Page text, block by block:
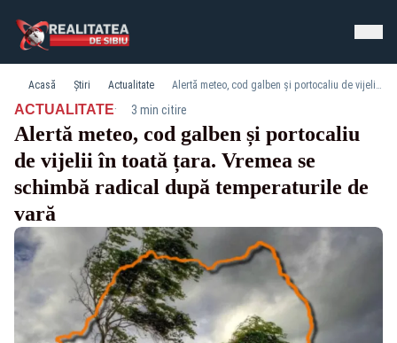
Acasă Știri Actualitate Alertă meteo, cod galben și portocaliu de vijelii în toată țara. Vremea se schimbă radical după temperaturile de vară
ACTUALITATE· 3 min citire
Alertă meteo, cod galben și portocaliu
de vijelii în toată țara. Vremea se
schimbă radical după temperaturile de
vară